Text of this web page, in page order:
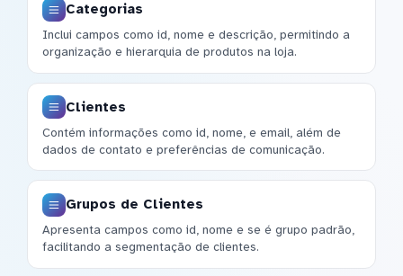
Categorias
Inclui campos como id, nome e descrição, permitindo a
organização e hierarquia de produtos na loja.
Clientes
Contém informações como id, nome, e email, além de
dados de contato e preferências de comunicação.
Grupos de Clientes
Apresenta campos como id, nome e se é grupo padrão,
facilitando a segmentação de clientes.